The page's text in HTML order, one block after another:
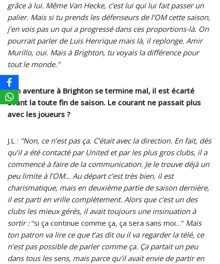
grâce à lui. Même Van Hecke, c’est lui qui lui fait passer un
palier. Mais si tu prends les défenseurs de l’OM cette saison,
j’en vois pas un qui a progressé dans ces proportions-là. On
pourrait parler de Luis Henrique mais là, il replonge. Amir
Murillo, oui. Mais à Brighton, tu voyais la différence pour
tout le monde."
Son aventure à Brighton se termine mal, il est écarté
avant la toute fin de saison. Le courant ne passait plus
avec les joueurs ?
J.L : "Non, ce n’est pas ça. C’était avec la direction. En fait, dès
qu’il a été contacté par United et par les plus gros clubs, il a
commencé à faire de la communication. Je le trouve déjà un
peu limite à l’OM… Au départ c’est très bien, il est
charismatique, mais en deuxième partie de saison dernière,
il est parti en vrille complètement. Alors que c’est un des
clubs les mieux gérés, il avait toujours une insinuation à
sortir :“si ça continue comme ça, ça sera sans moi…” Mais
ton patron va lire ce que t’as dit ou il va regarder la télé, ce
n’est pas possible de parler comme ça. Ça partait un peu
dans tous les sens, mais parce qu’il avait envie de partir en